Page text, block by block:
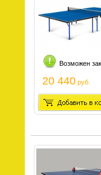
Возможен
20 440 руб.